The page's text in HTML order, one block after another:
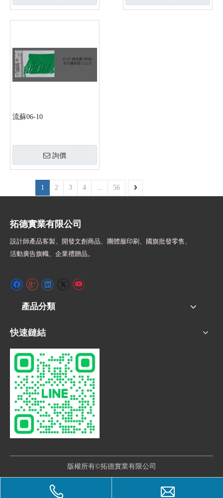
流蘇06-10
詢價
1 2 3 4 56
拓德實業有限公司
設計師產品客製、開發文創商品、團體服印刷、 國旗批發零售、
活動廣告旗幟、 企業禮贈品。
產品分類
快速鏈結
版權所有©拓德實業有限公司